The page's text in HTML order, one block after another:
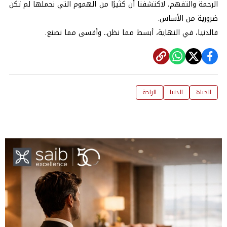
الرحمة والتفهم، لاكتشفنا أن كثيرًا من الهموم التي نحملها لم تكن
ضرورية من الأساس.
فالدنيا، في النهاية، أبسط مما نظن.. وأقسى مما نصنع.
الحياة الدنيا الراحة